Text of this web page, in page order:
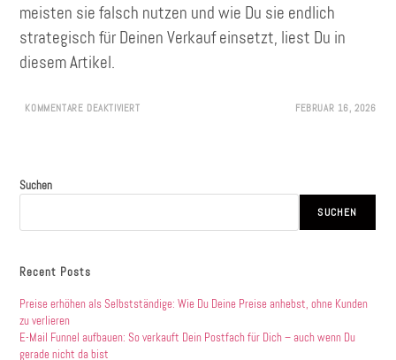
meisten sie falsch nutzen und wie Du sie endlich
strategisch für Deinen Verkauf einsetzt, liest Du in
diesem Artikel.
KOMMENTARE DEAKTIVIERT FEBRUAR 16, 2026
Suchen
SUCHEN
Recent Posts
Preise erhöhen als Selbstständige: Wie Du Deine Preise anhebst, ohne Kunden
zu verlieren
E-Mail Funnel aufbauen: So verkauft Dein Postfach für Dich – auch wenn Du
gerade nicht da bist